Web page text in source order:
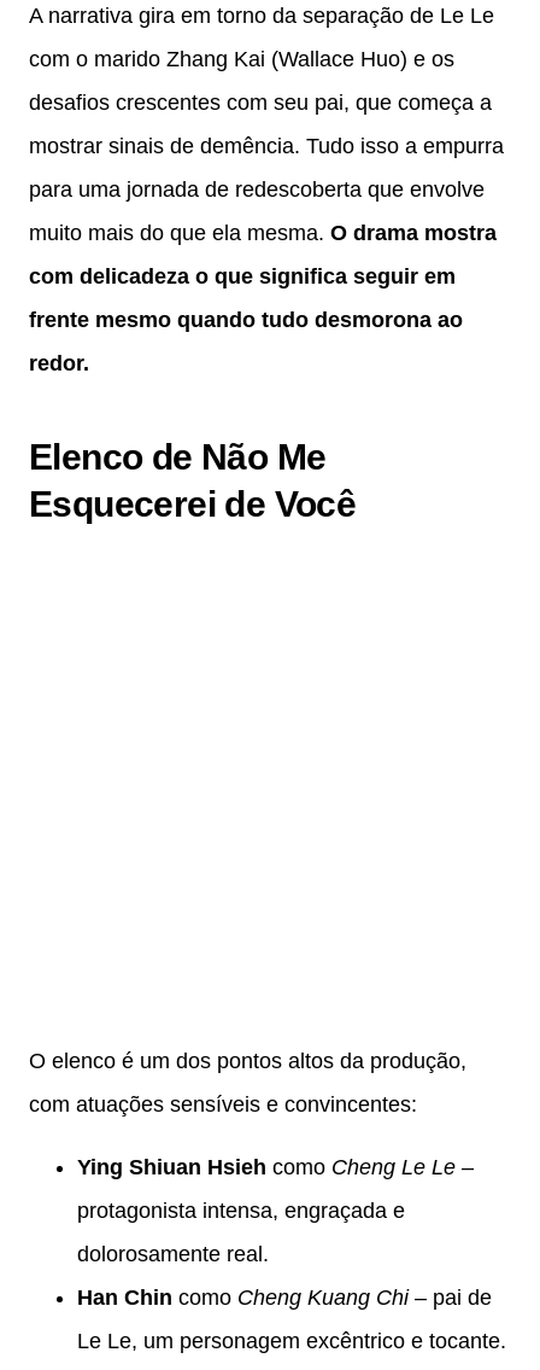
A narrativa gira em torno da separação de Le Le
com o marido Zhang Kai (Wallace Huo) e os
desafios crescentes com seu pai, que começa a
mostrar sinais de demência. Tudo isso a empurra
para uma jornada de redescoberta que envolve
muito mais do que ela mesma. O drama mostra
com delicadeza o que significa seguir em
frente mesmo quando tudo desmorona ao
redor.
Elenco de Não Me
Esquecerei de Você
O elenco é um dos pontos altos da produção,
com atuações sensíveis e convincentes:
Ying Shiuan Hsieh como Cheng Le Le –
protagonista intensa, engraçada e
dolorosamente real.
Han Chin como Cheng Kuang Chi– pai de
Le Le, um personagem excêntrico e tocante.